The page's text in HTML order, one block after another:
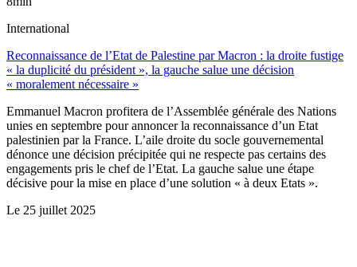
International
Reconnaissance de l’Etat de Palestine par Macron : la droite fustige
« la duplicité du président », la gauche salue une décision
« moralement nécessaire »
Emmanuel Macron profitera de l’Assemblée générale des Nations
unies en septembre pour annoncer la reconnaissance d’un Etat
palestinien par la France. L’aile droite du socle gouvernemental
dénonce une décision précipitée qui ne respecte pas certains des
engagements pris le chef de l’Etat. La gauche salue une étape
décisive pour la mise en place d’une solution « à deux Etats ».
Le 25 juillet 2025